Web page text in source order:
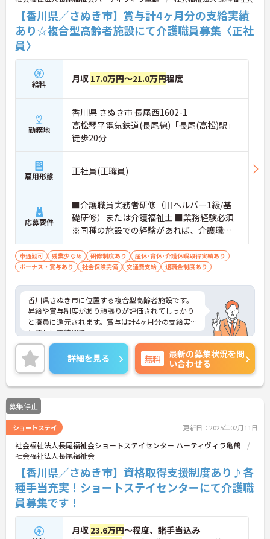
【香川県／さぬき市】賞与計4ヶ月分の支給実績
あり☆複合型高齢者施設にて介護職員募集〈正社
員〉
給料 月収 17.0万円～21.0万円程度
勤務地
香川県 さぬき市 長尾西1602-1
高松琴平電気鉄道(長尾線)「長尾(高松)駅」
徒歩20分
雇用形態 正社員(正職員)
応募要件
■介護職員実務者研修（旧ヘルパー1級/基
礎研修）または介護福祉士 ■業務経験必須
※同種の施設での経験があれば、介護職員
初任者研修（旧ヘルパー2級）も可
車通勤可 残業少なめ 研修制度あり
産休･育休･介護休暇取得実績あり
ボーナス・賞与あり
社会保険完備 交通費支給 退職金制度あり
香川県さぬき市に位置する複合型高齢者施設です。
昇給や賞与制度があり頑張りが評価されてしっかり
と職員に還元されます。賞与は計4ヶ月分の支給実績
と嬉しい高待遇です。
育児休業の取得実績があるため、子育てしながら働
きたいという方にも安心です。
ご興味のある方には、面接対策ポイントなど、さら
に詳細をお話しいたしますのでお気軽にご相談くだ
さい！
詳細を見る 無料
最新の募集状況を問
い合わせる
募集停止
ショートステイ 更新日：2025年02月11日
社会福祉法人長尾福祉会ショートステイセンター ハーティヴィラ亀鶴
社会福祉法人長尾福祉会
【香川県／さぬき市】資格取得支援制度あり♪各
種手当充実！ショートステイセンターにて介護職
員募集です！
月収 23.6万円～程度、諸手当込み